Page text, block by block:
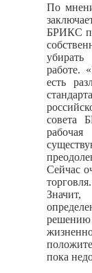
По
БРИКС
работе.
есть
совета
Сейчас
решению
пока